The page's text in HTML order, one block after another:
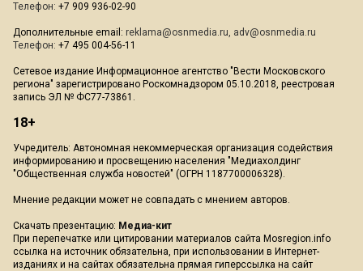
Телефон: +7 909 936-02-90
Дополнительные email: reklama@osnmedia.ru, adv@osnmedia.ru
Телефон: +7 495 004-56-11
Сетевое издание Информационное агентство "Вести Московского
региона" зарегистрировано Роскомнадзором 05.10.2018, реестровая
запись ЭЛ № ФС77-73861.
18+
Учредитель: Автономная некоммерческая организация содействия
информированию и просвещению населения "Медиахолдинг
"Общественная служба новостей" (ОГРН 1187700006328).
Мнение редакции может не совпадать с мнением авторов.
Скачать презентацию: Медиа-кит
При перепечатке или цитировании материалов сайта Mosregion.info
ссылка на источник обязательна, при использовании в Интернет-
изданиях и на сайтах обязательна прямая гиперссылка на сайт